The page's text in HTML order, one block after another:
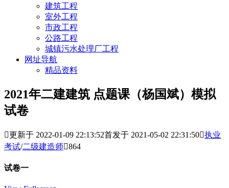
建筑工程
室外工程
市政工程
公路工程
城镇污水处理厂工程
网址导航
精品资料
2021年二建建筑 点题课（杨国斌）模拟
试卷
更新于 2022-01-09 22:13:52首发于 2021-05-02 22:31:50执业
考试/二级建造师864
试卷一